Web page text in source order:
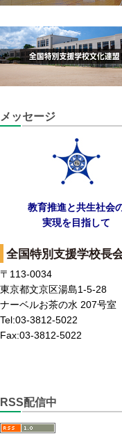
メッセージ
教育推進と共生社会
実現を目指して
全国特別支援学校長
〒113-0034
東京都文京区湯島1-5-28
ナーベルお茶の水 207号室
Tel:03-3812-5022
Fax:03-3812-5022
RSS配信中